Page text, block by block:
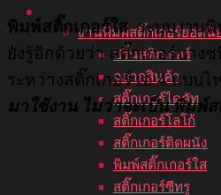
บริการของเรา
งานพิมพ์สติ๊กเกอร์ยอดนิ
ปริ้นสติกเกอร์
ฉลากสินค้า
สติ๊กเกอร์ไดคัท
สติ๊กเกอร์โลโก้
สติ๊กเกอร์ติดผนัง
พิมพ์สติ๊กเกอร์ใส
สติ๊กเกอร์ซีทรู
พิมพ์สติ๊กเกอร์ใสระบบงาน
ยังรู้อีกด้วยว่า สติ๊กเกอร์บาง
ระหว่างสติ๊กเกอร์ เอ 4 แบบ
มาใช้งาน ไม่ว่าจะเป็น พิมพ์